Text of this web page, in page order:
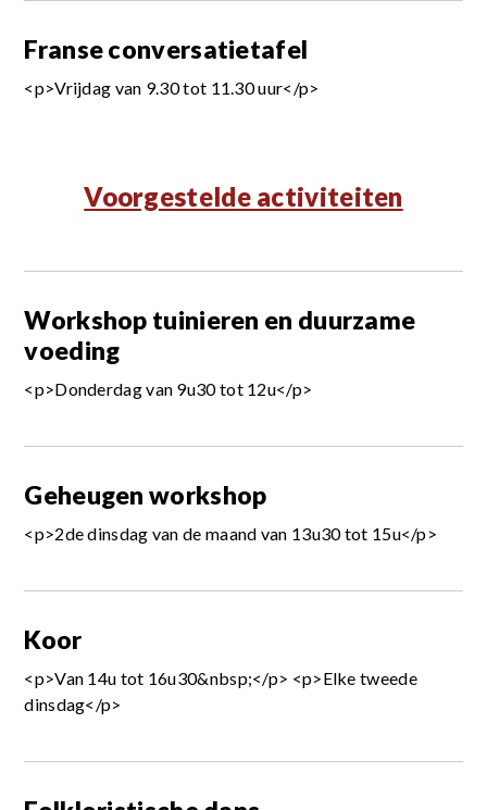
Franse conversatietafel
<p>Vrijdag van 9.30 tot 11.30 uur</p>
Voorgestelde activiteiten
Workshop tuinieren en duurzame
voeding
<p>Donderdag van 9u30 tot 12u</p>
Geheugen workshop
<p>2de dinsdag van de maand van 13u30 tot 15u</p>
Koor
<p>Van 14u tot 16u30&nbsp;</p> <p>Elke tweede
dinsdag</p>